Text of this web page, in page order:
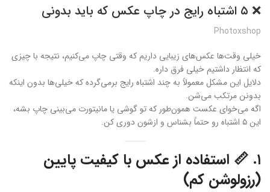
❌ ۵ اشتباه رایج در چاپ عکس که باید بدونی
Photoxshop
خیلی وقت‌ها عکس‌های زیبایی داریم که وقتی چاپ می‌کنیم، نتیجه با چیزی
که انتظار داشتیم خیلی فرق داره.
دلایل این مشکل معمولاً به چند اشتباه رایج برمی‌گرده که خیلی‌ها بدون اینکه
بدونن مرتکب می‌شن.
اگه می‌خوای عکست همون‌طور که تو گوشی یا مانیتورت می‌بینی چاپ بشه،
این ۵ اشتباه رو حتماً بشناس و ازشون دوری کن.
۱. 📏 استفاده از عکس با کیفیت پایین
(رزولوشن کم)